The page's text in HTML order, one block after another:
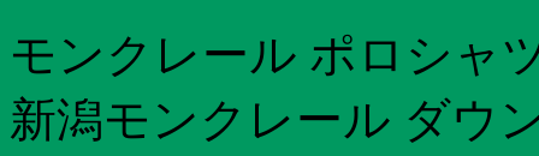
モンクレール ポロシャ
新潟モンクレール ダウ